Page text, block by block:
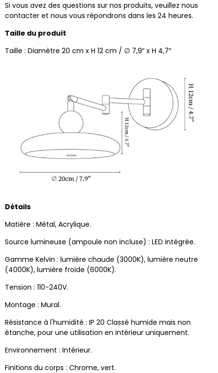
Si vous avez des questions sur nos produits, veuillez nous
contacter et nous vous répondrons dans les 24 heures.
Taille du produit
Taille : Diamètre 20 cm x H 12 cm / ∅ 7,9″ x H 4,7″
Détails
Matière : Métal, Acrylique.
Source lumineuse (ampoule non incluse) : LED intégrée.
Gamme Kelvin : lumière chaude (3000K), lumière neutre
(4000K), lumière froide (6000K).
Tension : 110-240V.
Montage : Mural.
Résistance à l'humidité : IP 20 Classé humide mais non
étanche, pour une utilisation en intérieur uniquement.
Environnement : Intérieur.
Finitions du corps : Chrome, vert.